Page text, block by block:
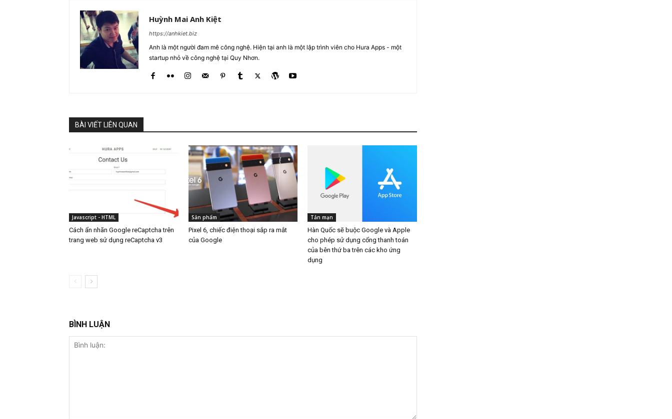
Huỳnh Mai Anh Kiệt
https://anhkiet.biz
Anh là một người đam mê công nghệ. Hiện tại anh là một lập trình viên cho Hura Apps - một
startup nhỏ về công nghệ tại Quy Nhơn.
BÀI VIẾT LIÊN QUAN
Javascript - HTML
Cách ẩn nhãn Google reCaptcha trên
trang web sử dụng reCaptcha v3
Sản phẩm
Pixel 6, chiếc điện thoại sắp ra mắt
của Google
Tản mạn
Hàn Quốc sẽ buộc Google và Apple
cho phép sử dụng cổng thanh toán
của bên thứ ba trên các kho ứng
dụng
BÌNH LUẬN